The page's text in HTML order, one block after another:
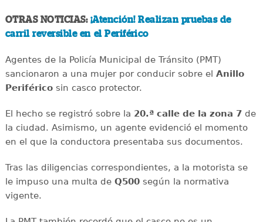
OTRAS NOTICIAS: ¡Atención! Realizan pruebas de
carril reversible en el Periférico
Agentes de la Policía Municipal de Tránsito (PMT)
sancionaron a una mujer por conducir sobre el Anillo
Periféricosin casco protector.
El hecho se registró sobre la 20.ª calle de la zona 7de
la ciudad. Asimismo, un agente evidenció el momento
en el que la conductora presentaba sus documentos.
Tras las diligencias correspondientes, a la motorista se
le impuso una multa de Q500según la normativa
vigente.